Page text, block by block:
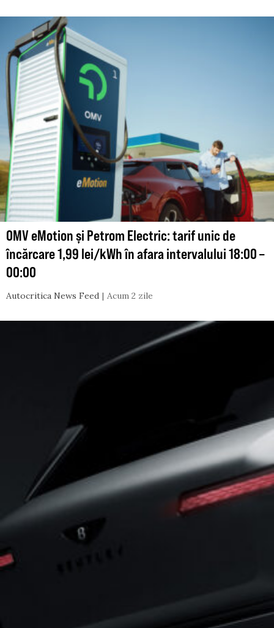
OMV eMotion și Petrom Electric: tarif unic de
încărcare 1,99 lei/kWh în afara intervalului 18:00 –
00:00
Autocritica News Feed Acum 2 zile